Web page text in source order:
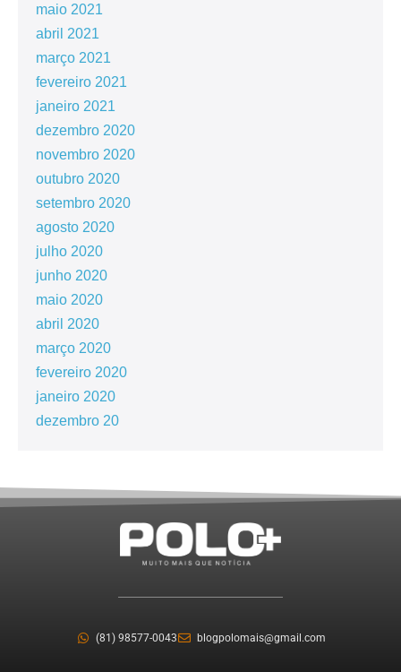
maio 2021
abril 2021
março 2021
fevereiro 2021
janeiro 2021
dezembro 2020
novembro 2020
outubro 2020
setembro 2020
agosto 2020
julho 2020
junho 2020
maio 2020
abril 2020
março 2020
fevereiro 2020
janeiro 2020
dezembro 20
(81) 98577-0043 blogpolomais@gmail.com